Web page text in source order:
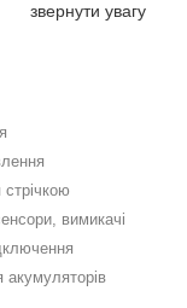
звернути увагу
вимикачі
акумуляторів